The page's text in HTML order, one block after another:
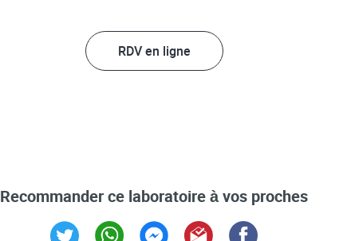
RDV en ligne
Recommander ce laboratoire à vos proches